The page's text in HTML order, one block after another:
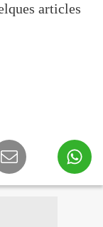
articles